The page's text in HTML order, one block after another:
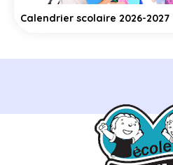
Calendrier scolaire 2026-2027